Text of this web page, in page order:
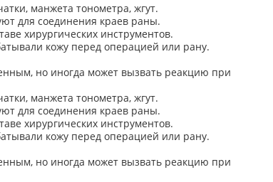
манжета тонометра, жгут.
для соединения краев раны.
хирургических инструментов.
кожу перед операцией или рану.
но иногда может вызвать реакцию при
манжета тонометра, жгут.
для соединения краев раны.
хирургических инструментов.
кожу перед операцией или рану.
но иногда может вызвать реакцию при